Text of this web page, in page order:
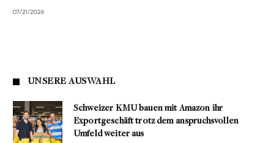
07/21/2026
UNSERE AUSWAHL
Schweizer KMU bauen mit Amazon ihr
Exportgeschäft trotz dem anspruchsvollen
Umfeld weiter aus